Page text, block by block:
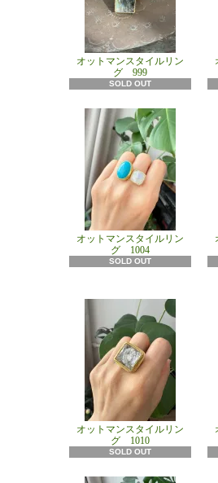
オットマンスタイルリン
グ 999
SOLD OUT
オットマンスタイルリン
グ 1004
SOLD OUT
オットマンスタイルリン
グ 1010
SOLD OUT